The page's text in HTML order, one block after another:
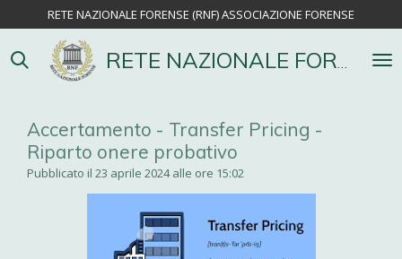
contenuto
principale
RETE NAZIONALE FORENSE
RETE NAZIONALE FORENSE (RNF) ASSOCIAZIONE FORENSE
Accertamento - Transfer Pricing -
Riparto onere probativo
Pubblicato il 23 aprile 2024 alle ore 15:02